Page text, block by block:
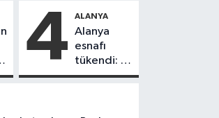
alındı
4 ALANYA
Alanya
esnafı
tükendi: 1
ayda 150